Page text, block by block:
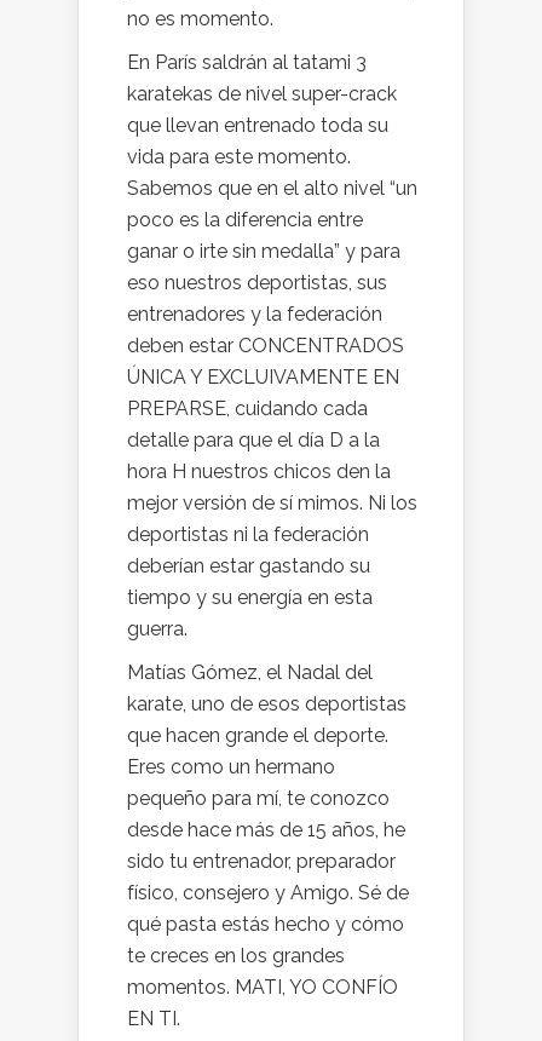
no es momento.
En París saldrán al tatami 3
karatekas de nivel super-crack
que llevan entrenado toda su
vida para este momento.
Sabemos que en el alto nivel “un
poco es la diferencia entre
ganar o irte sin medalla” y para
eso nuestros deportistas, sus
entrenadores y la federación
deben estar CONCENTRADOS
ÚNICA Y EXCLUIVAMENTE EN
PREPARSE, cuidando cada
detalle para que el día D a la
hora H nuestros chicos den la
mejor versión de sí mimos. Ni los
deportistas ni la federación
deberían estar gastando su
tiempo y su energía en esta
guerra.
Matías Gómez, el Nadal del
karate, uno de esos deportistas
que hacen grande el deporte.
Eres como un hermano
pequeño para mí, te conozco
desde hace más de 15 años, he
sido tu entrenador, preparador
físico, consejero y Amigo. Sé de
qué pasta estás hecho y cómo
te creces en los grandes
momentos. MATI, YO CONFÍO
EN TI.